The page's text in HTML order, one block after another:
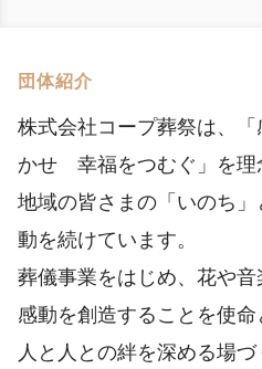
団体紹介
株式会社コープ葬祭は、
かせ 幸福をつむぐ」を理
地域の皆さまの「いのち
動を続けています。
葬儀事業をはじめ、花や
感動を創造することを使命
人と人との絆を深める場